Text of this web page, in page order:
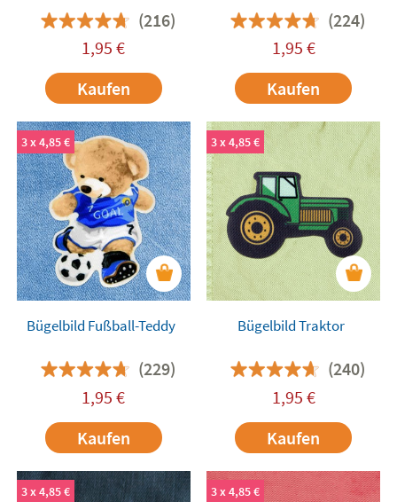
(216)
1,95 €
Kaufen
(224)
1,95 €
Kaufen
3 x 4,85 €
Bügelbild Fußball-Teddy
(229)
1,95 €
Kaufen
3 x 4,85 €
Bügelbild Traktor
(240)
1,95 €
Kaufen
3 x 4,85 € 3 x 4,85 €